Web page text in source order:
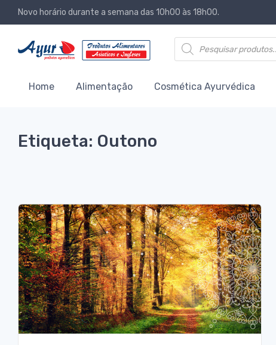
Novo horário durante a semana das 10h00 às 18h00.
Products search
Home Alimentação Cosmética Ayurvédica
Etiqueta: Outono